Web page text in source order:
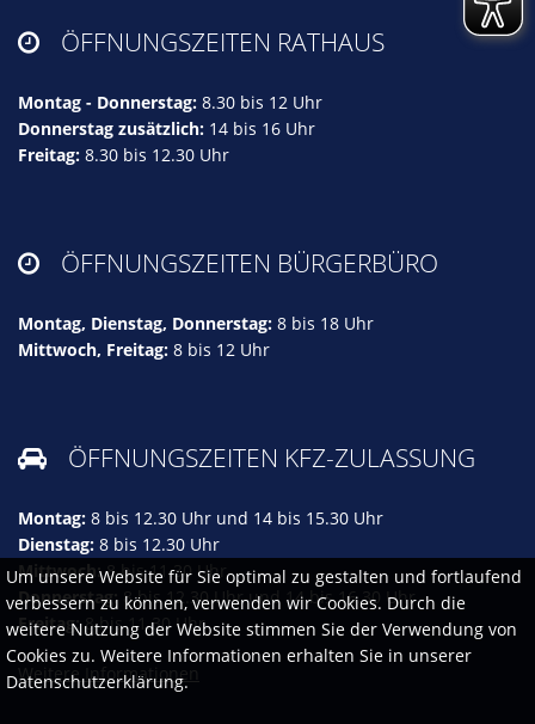
 ÖFFNUNGSZEITEN RATHAUS
Montag - Donnerstag: 8.30 bis 12 Uhr
Donnerstag zusätzlich: 14 bis 16 Uhr
Freitag: 8.30 bis 12.30 Uhr
 ÖFFNUNGSZEITEN BÜRGERBÜRO
Montag, Dienstag, Donnerstag: 8 bis 18 Uhr
Mittwoch, Freitag: 8 bis 12 Uhr
 ÖFFNUNGSZEITEN KFZ-ZULASSUNG
Montag: 8 bis 12.30 Uhr und 14 bis 15.30 Uhr
Dienstag: 8 bis 12.30 Uhr
Mittwoch:8 bis 11.30 Uhr
Donnerstag: 8 bis 12.30 Uhr und 14 bis 16.30 Uhr
Freitag:8 bis 11.30 Uhr
Weitere Informationen
Um unsere Website für Sie optimal zu gestalten und fortlaufend
verbessern zu können, verwenden wir Cookies. Durch die
weitere Nutzung der Website stimmen Sie der Verwendung von
Cookies zu. Weitere Informationen erhalten Sie in unserer
Datenschutzerklärung.